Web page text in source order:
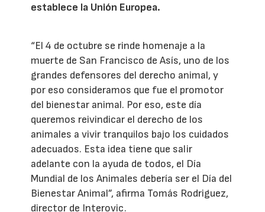
establece la Unión Europea.
“El 4 de octubre se rinde homenaje a la
muerte de San Francisco de Asís, uno de los
grandes defensores del derecho animal, y
por eso consideramos que fue el promotor
del bienestar animal. Por eso, este día
queremos reivindicar el derecho de los
animales a vivir tranquilos bajo los cuidados
adecuados. Esta idea tiene que salir
adelante con la ayuda de todos, el Día
Mundial de los Animales debería ser el Día del
Bienestar Animal”, afirma Tomás Rodriguez,
director de Interovic.